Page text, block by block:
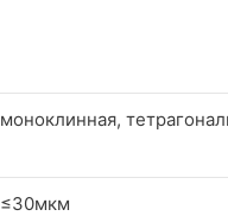
моноклинная,
≤30мкм